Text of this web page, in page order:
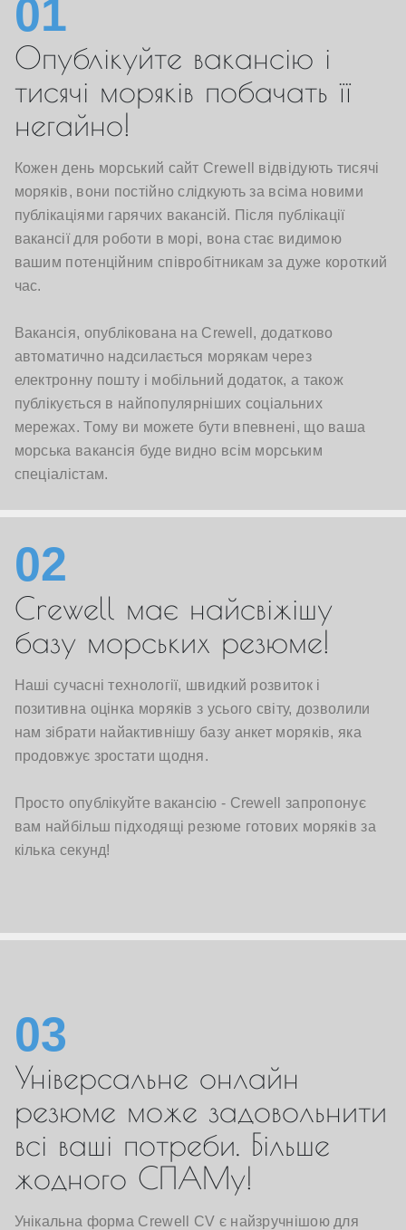
01
Опублікуйте вакансію і
тисячі моряків побачать її
негайно!
Кожен день морський сайт Crewell відвідують тисячі
моряків, вони постійно слідкують за всіма новими
публікаціями гарячих вакансій. Після публікації
вакансії для роботи в морі, вона стає видимою
вашим потенційним співробітникам за дуже короткий
час.
Вакансія, опублікована на Crewell, додатково
автоматично надсилається морякам через
електронну пошту і мобільний додаток, а також
публікується в найпопулярніших соціальних
мережах. Тому ви можете бути впевнені, що ваша
морська вакансія буде видно всім морським
спеціалістам.
02
Crewell має найсвіжішу
базу морських резюме!
Наші сучасні технології, швидкий розвиток і
позитивна оцінка моряків з усього світу, дозволили
нам зібрати найактивнішу базу анкет моряків, яка
продовжує зростати щодня.
Просто опублікуйте вакансію - Crewell запропонує
вам найбільш підходящі резюме готових моряків за
кілька секунд!
03
Універсальне онлайн
резюме може задовольнити
всі ваші потреби. Більше
жодного СПАМу!
Унікальна форма Crewell CV є найзручнішою для